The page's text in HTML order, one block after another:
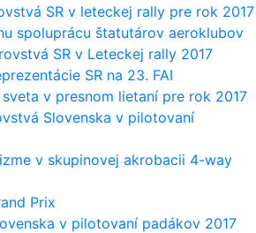
SR v leteckej rally pre rok 2017
spoluprácu štatutárov aeroklubov
SR v Leteckej rally 2017
SR na 23. FAI
v presnom lietaní pre rok 2017
Slovenska v pilotovaní
v skupinovej akrobacii 4-way
Prix
v pilotovaní padákov 2017